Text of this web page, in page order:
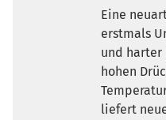
Eine
erstmals
und harter
hohen
liefert